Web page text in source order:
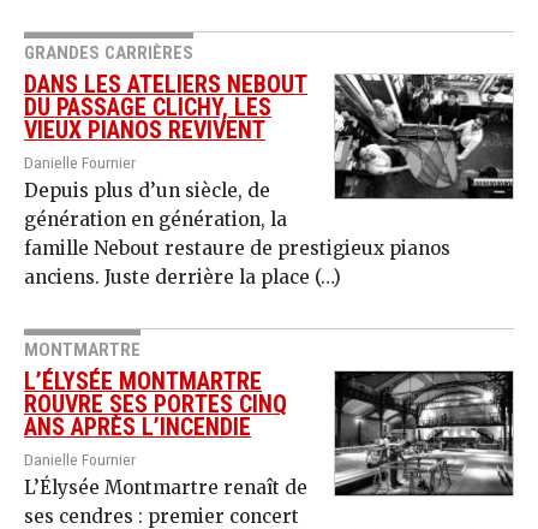
GRANDES CARRIÈRES
DANS LES ATELIERS NEBOUT
DU PASSAGE CLICHY, LES
VIEUX PIANOS REVIVENT
Danielle Fournier
Depuis plus d’un siècle, de
génération en génération, la
famille Nebout restaure de prestigieux pianos
anciens. Juste derrière la place (…)
MONTMARTRE
L’ÉLYSÉE MONTMARTRE
ROUVRE SES PORTES CINQ
ANS APRÈS L’INCENDIE
Danielle Fournier
L’Élysée Montmartre renaît de
ses cendres : premier concert